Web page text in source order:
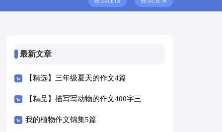
最新文章
【精选】三年级夏天的作文4篇
【精品】描写写动物的作文400字三
篇
我的植物作文锦集5篇